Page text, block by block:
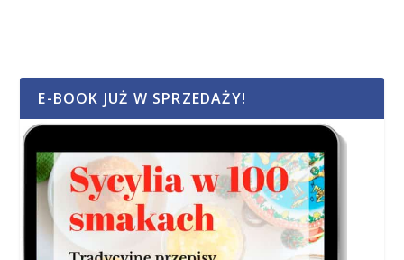
E-BOOK JUŻ W SPRZEDAŻY!